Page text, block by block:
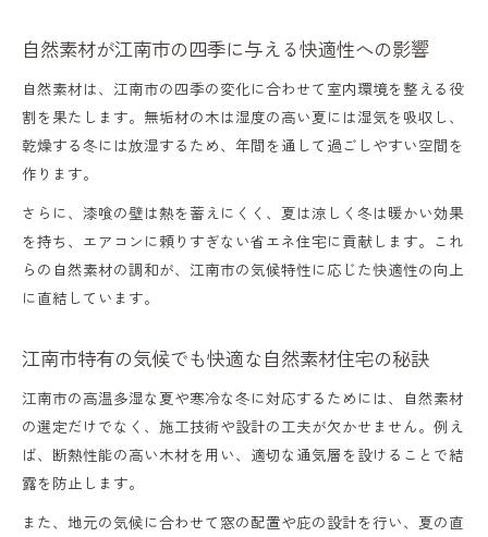
自然素材が江南市の四季に与える快適性への影響
自然素材は、江南市の四季の変化に合わせて室内環境を整える役
割を果たします。無垢材の木は湿度の高い夏には湿気を吸収し、
乾燥する冬には放湿するため、年間を通して過ごしやすい空間を
作ります。
さらに、漆喰の壁は熱を蓄えにくく、夏は涼しく冬は暖かい効果
を持ち、エアコンに頼りすぎない省エネ住宅に貢献します。これ
らの自然素材の調和が、江南市の気候特性に応じた快適性の向上
に直結しています。
江南市特有の気候でも快適な自然素材住宅の秘訣
江南市の高温多湿な夏や寒冷な冬に対応するためには、自然素材
の選定だけでなく、施工技術や設計の工夫が欠かせません。例え
ば、断熱性能の高い木材を用い、適切な通気層を設けることで結
露を防止します。
また、地元の気候に合わせて窓の配置や庇の設計を行い、夏の直